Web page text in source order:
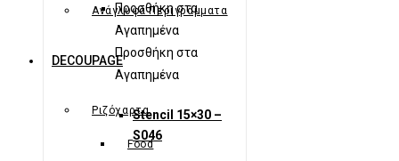
Ανάγλυφα Περιγράμματα
DECOUPAGE
Ριζόχαρτα
Food
Προσθήκη στα
Αγαπημένα
Προσθήκη στα
Αγαπημένα
Stencil 15×30 –
S046